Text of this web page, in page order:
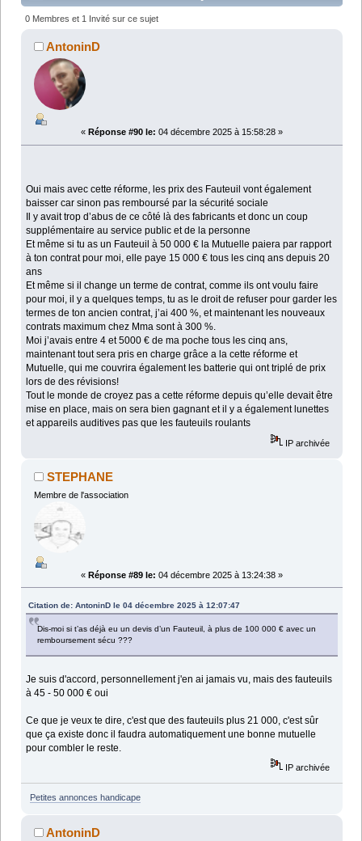
un remboursement à 100 % pour 2024 (Lu 245911 fois)
0 Membres et 1 Invité sur ce sujet
AntoninD
« Réponse #90 le: 04 décembre 2025 à 15:58:28 »
Oui mais avec cette réforme, les prix des Fauteuil vont également
baisser car sinon pas remboursé par la sécurité sociale
Il y avait trop d’abus de ce côté là des fabricants et donc un coup
supplémentaire au service public et de la personne
Et même si tu as un Fauteuil à 50 000 € la Mutuelle paiera par rapport
à ton contrat pour moi, elle paye 15 000 € tous les cinq ans depuis 20
ans
Et même si il change un terme de contrat, comme ils ont voulu faire
pour moi, il y a quelques temps, tu as le droit de refuser pour garder les
termes de ton ancien contrat, j’ai 400 %, et maintenant les nouveaux
contrats maximum chez Mma sont à 300 %.
Moi j’avais entre 4 et 5000 € de ma poche tous les cinq ans,
maintenant tout sera pris en charge grâce a la cette réforme et
Mutuelle, qui me couvrira également les batterie qui ont triplé de prix
lors de des révisions!
Tout le monde de croyez pas a cette réforme depuis qu’elle devait être
mise en place, mais on sera bien gagnant et il y a également lunettes
et appareils auditives pas que les fauteuils roulants
IP archivée
STEPHANE
Membre de l'association
« Réponse #89 le: 04 décembre 2025 à 13:24:38 »
Citation de: AntoninD le 04 décembre 2025 à 12:07:47
Dis-moi si t’as déjà eu un devis d’un Fauteuil, à plus de 100 000 € avec un
remboursement sécu ???
Je suis d'accord, personnellement j'en ai jamais vu, mais des fauteuils
à 45 - 50 000 € oui
Ce que je veux te dire, c'est que des fauteuils plus 21 000, c'est sûr
que ça existe donc il faudra automatiquement une bonne mutuelle
pour combler le reste.
IP archivée
Petites annonces handicape
AntoninD